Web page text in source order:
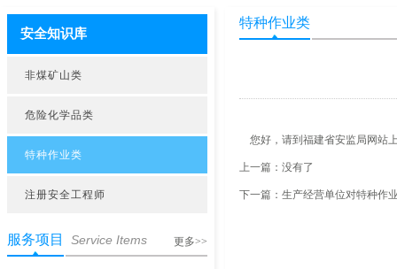
安全知识库
非煤矿山类
危险化学品类
特种作业类
注册安全工程师
服务项目 Service Items 更多>>
特种作业类
您好，请到福建省安监局网站
上一篇：没有了
下一篇： 生产经营单位对特种作